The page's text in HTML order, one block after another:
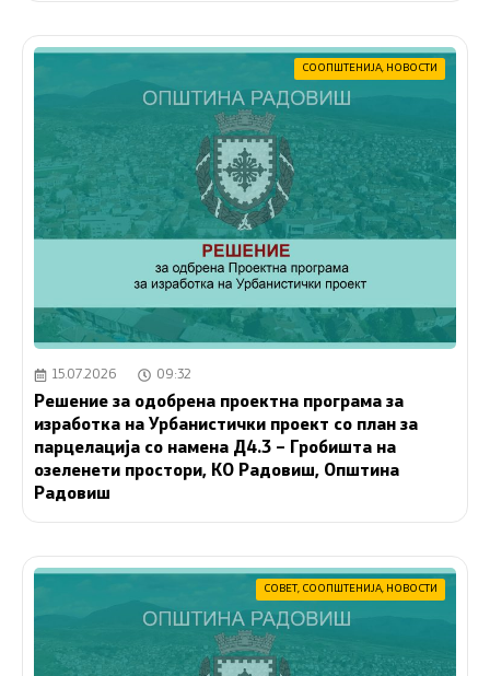
СООПШТЕНИЈА, НОВОСТИ
15.07.2026 09:32
Решение за одобрена проектна програма за
изработка на Урбанистички проект со план за
парцелација со намена Д4.3 – Гробишта на
озеленети простори, КО Радовиш, Општина
Радовиш
СОВЕТ, СООПШТЕНИЈА, НОВОСТИ